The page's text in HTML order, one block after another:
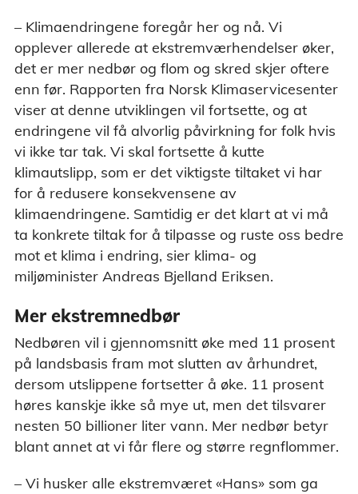
– Klimaendringene foregår her og nå. Vi
opplever allerede at ekstremværhendelser øker,
det er mer nedbør og flom og skred skjer oftere
enn før. Rapporten fra Norsk Klimaservicesenter
viser at denne utviklingen vil fortsette, og at
endringene vil få alvorlig påvirkning for folk hvis
vi ikke tar tak. Vi skal fortsette å kutte
klimautslipp, som er det viktigste tiltaket vi har
for å redusere konsekvensene av
klimaendringene. Samtidig er det klart at vi må
ta konkrete tiltak for å tilpasse og ruste oss bedre
mot et klima i endring, sier klima- og
miljøminister Andreas Bjelland Eriksen.
Mer ekstremnedbør
Nedbøren vil i gjennomsnitt øke med 11 prosent
på landsbasis fram mot slutten av århundret,
dersom utslippene fortsetter å øke. 11 prosent
høres kanskje ikke så mye ut, men det tilsvarer
nesten 50 billioner liter vann. Mer nedbør betyr
blant annet at vi får flere og større regnflommer.
– Vi husker alle ekstremværet «Hans» som ga